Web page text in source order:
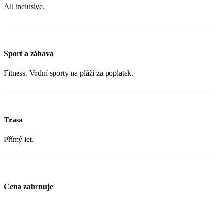
All inclusive.
Sport a zábava
Fitness. Vodní sporty na pláži za poplatek.
Trasa
Přímý let.
Cena zahrnuje